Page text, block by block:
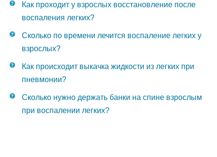
Как проходит у взрослых восстановление после
воспаления легких?
Сколько по времени лечится воспаление легких у
взрослых?
Как происходит выкачка жидкости из легких при
пневмонии?
Сколько нужно держать банки на спине взрослым
при воспалении легких?